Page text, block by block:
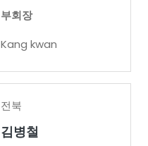
부회장
Kang kwan
전북
김병철